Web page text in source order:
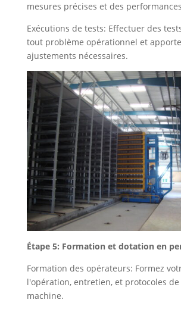
mesures précises et des
Exécutions de tests: Effectuer des
tout problème opérationnel et
ajustements nécessaires.
Étape 5: Formation et dotation en
Formation des opérateurs: Formez
l'opération, entretien, et protocoles
machine.